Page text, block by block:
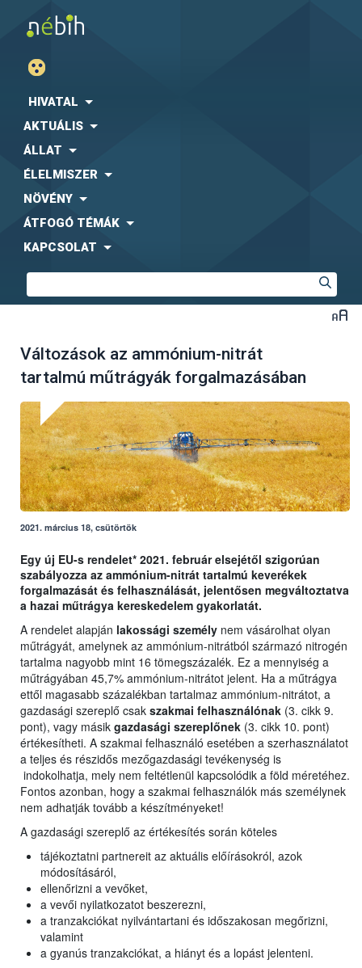
HIVATAL
AKTUÁLIS
ÁLLAT
ÉLELMISZER
NÖVÉNY
ÁTFOGÓ TÉMÁK
KAPCSOLAT
Változások az ammónium-nitrát
tartalmú műtrágyák forgalmazásában
2021. március 18, csütörtök
Egy új EU-s rendelet* 2021. február elsejétől szigorúan
szabályozza az ammónium-nitrát tartalmú keverékek
forgalmazását és felhasználását, jelentősen megváltoztatva
a hazai műtrágya kereskedelem gyakorlatát.
A rendelet alapján lakossági személy nem vásárolhat olyan
műtrágyát, amelynek az ammónium-nitrátból származó nitrogén
tartalma nagyobb mint 16 tömegszázalék. Ez a mennyiség a
műtrágyában 45,7% ammónium-nitrátot jelent. Ha a műtrágya
ettől magasabb százalékban tartalmaz ammónium-nitrátot, a
gazdasági szereplő csak szakmai felhasználónak (3. cikk 9.
pont), vagy másik gazdasági szereplőnek (3. cikk 10. pont)
értékesítheti. A szakmai felhasználó esetében a szerhasználatot
a teljes és részidős mezőgazdasági tevékenység is
indokolhatja, mely nem feltétlenül kapcsolódik a föld méretéhez.
Fontos azonban, hogy a szakmai felhasználók más személynek
nem adhatják tovább a készítményeket!
A gazdasági szereplő az értékesítés során köteles
tájékoztatni partnereit az aktuális előírásokról, azok
módosításáról,
ellenőrizni a vevőket,
a vevői nyilatkozatot beszerezni,
a tranzakciókat nyilvántartani és időszakosan megőrizni,
valamint
a gyanús tranzakciókat, a hiányt és a lopást jelenteni.